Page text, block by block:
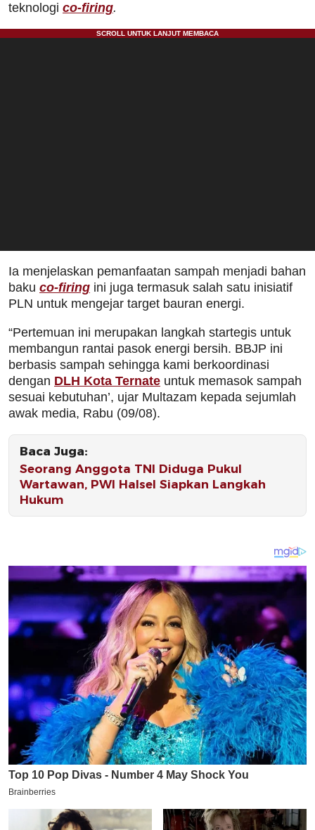
teknologi co-firing.
Ia menjelaskan pemanfaatan sampah menjadi bahan
baku co-firing ini juga termasuk salah satu inisiatif
PLN untuk mengejar target bauran energi.
“Pertemuan ini merupakan langkah startegis untuk
membangun rantai pasok energi bersih. BBJP ini
berbasis sampah sehingga kami berkoordinasi
dengan DLH Kota Ternate untuk memasok sampah
sesuai kebutuhan’, ujar Multazam kepada sejumlah
awak media, Rabu (09/08).
Baca Juga:
Seorang Anggota TNI Diduga Pukul
Wartawan, PWI Halsel Siapkan Langkah
Hukum